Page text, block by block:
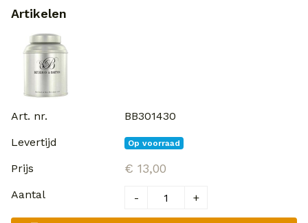
Artikelen
BB301430
Op voorraad
€ 13,00
- +